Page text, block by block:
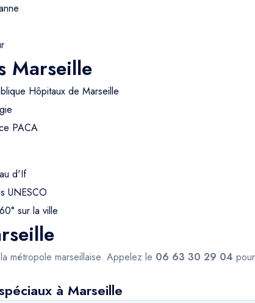
Marseille
Hôpitaux de Marseille
PACA
d'If
UNESCO
sur la ville
métropole marseillaise. Appelez le 06 63 30 29 04
à Marseille